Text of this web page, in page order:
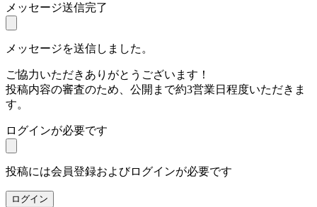
メッセージ送信完了
メッセージを送信しました。
ご協力いただきありがとうございます！
投稿内容の審査のため、公開まで約3営業日程度いただきま
す。
ログインが必要です
投稿には会員登録およびログインが必要です
ログイン